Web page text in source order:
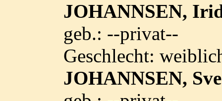
JOHANNSEN,
geb.: --privat--
Geschlecht:
JOHANNSEN,